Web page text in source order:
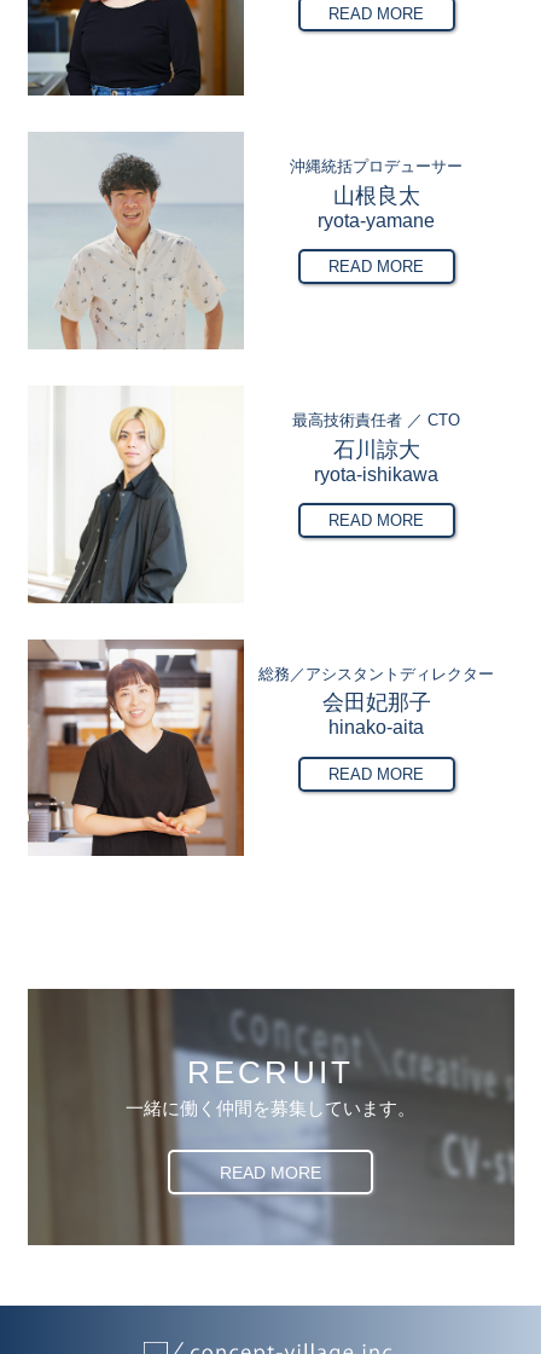
READ MORE
沖縄統括プロデューサー
山根良太
ryota-yamane
READ MORE
最高技術責任者 ／ CTO
石川諒大
ryota-ishikawa
READ MORE
総務／アシスタントディレクター
会田妃那子
hinako-aita
READ MORE
RECRUIT
一緒に働く仲間を募集しています。
READ MORE